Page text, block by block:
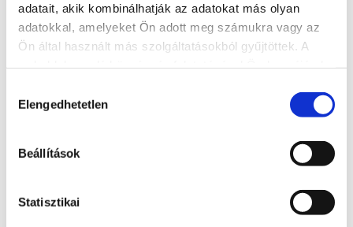
adatait, akik kombinálhatják az adatokat más olyan
adatokkal, amelyeket Ön adott meg számukra vagy az
Ön által használt más szolgáltatásokból gyűjtöttek. A
kiválasztása
Elengedhetetlen
Beállítások
Statisztikai
#hellosiofok szelfipont